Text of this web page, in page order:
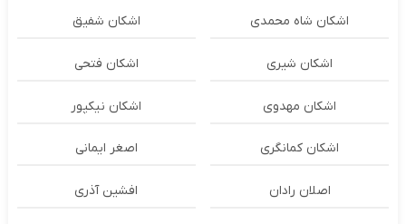
اشکان شاه محمدی اشکان شفیق
اشکان شیری اشکان فتحی
اشکان مهدوی اشکان نیکپور
اشکان‌ کمانگری اصغر ایمانی
اصلان رادان افشین آذری